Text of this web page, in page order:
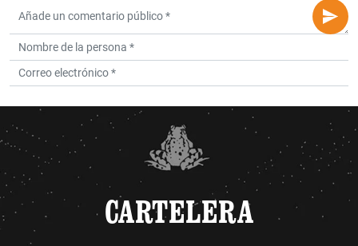
CARTELERA